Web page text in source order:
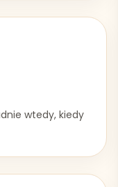
wtedy, kiedy